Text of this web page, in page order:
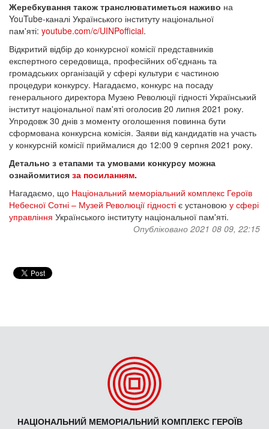
Жеребкування також транслюватиметься наживо на
YouTube-каналі Українського інституту національної
пам'яті: youtube.com/c/UINPofficial.
Відкритий відбір до конкурсної комісії представників
експертного середовища, професійних об'єднань та
громадських організацій у сфері культури є частиною
процедури конкурсу. Нагадаємо, конкурс на посаду
генерального директора Музею Революції гідності Український
інститут національної пам'яті оголосив 20 липня 2021 року.
Упродовж 30 днів з моменту оголошення повинна бути
сформована конкурсна комісія. Заяви від кандидатів на участь
у конкурсній комісії приймалися до 12:00 9 серпня 2021 року.
Детально з етапами та умовами конкурсу можна
ознайомитися за посиланням.
Нагадаємо, що Національний меморіальний комплекс Героїв
Небесної Сотні – Музей Революції гідності є установою у сфері
управління Українського інституту національної пам'яті.
Опубліковано 2021 08 09, 22:15
НАЦІОНАЛЬНИЙ МЕМОРІАЛЬНИЙ КОМПЛЕКС ГЕРОЇВ